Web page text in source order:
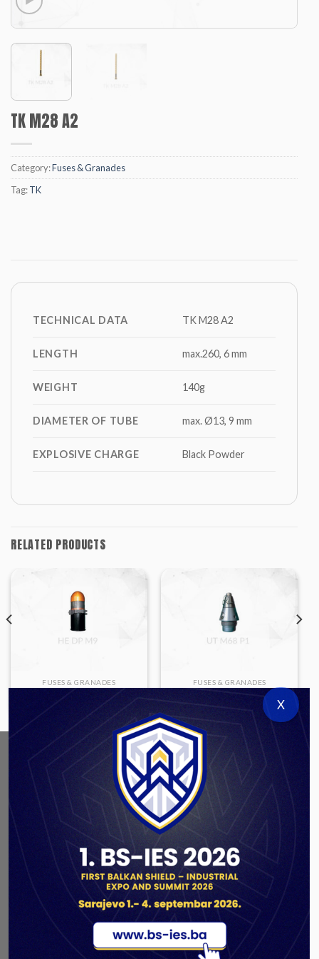
TK M28 A2
Category:Fuses & Granades
Tag:TK
TECHNICAL DATA TK M28 A2
LENGTH max.260, 6 mm
WEIGHT 140g
DIAMETER OF TUBE max. Ø13, 9 mm
EXPLOSIVE CHARGE Black Powder
RELATED PRODUCTS
FUSES & GRANADES
HE DP M9
FUSES & GRANADES
UT M68 P1
ABOUT US
As a government authorized defense industry
concern,
Unis GROUP is the leading exporter of weapons
and military equipment in Bosnia and Herzegovina.
X